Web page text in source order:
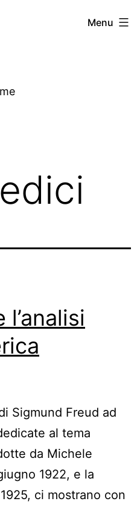
Menu
l’analisi
Sigmund Freud ad
al tema
da Michele
1922, e la
ci mostrano con